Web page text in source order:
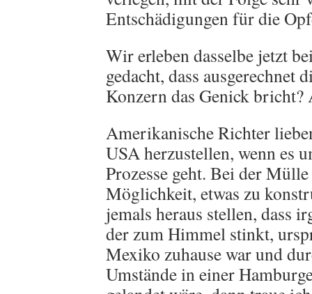
Entschädigungen für die
Wir erleben dasselbe jetzt
gedacht, dass ausgerechnet
Konzern das Genick
Amerikanische Richter
USA herzustellen, wenn es
Prozesse geht. Bei der
Möglichkeit, etwas zu
jemals heraus stellen, dass
der zum Himmel stinkt,
Mexiko zuhause war und
Umstände in einer